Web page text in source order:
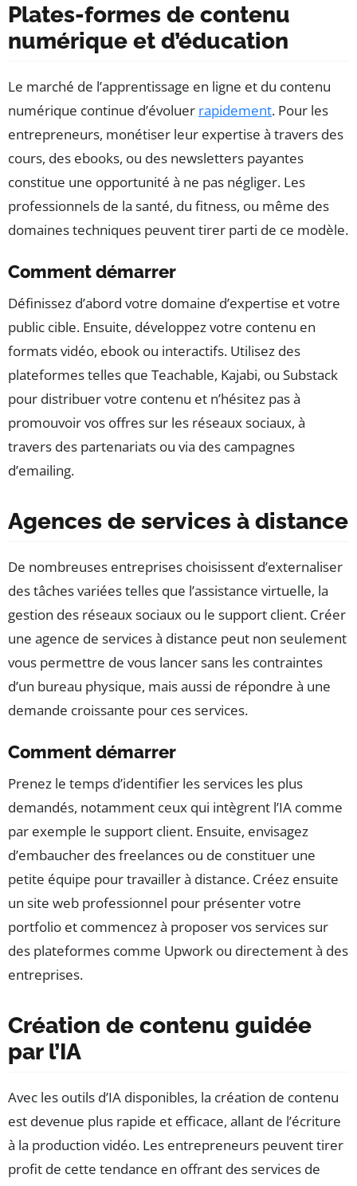
Plates-formes de contenu
numérique et d’éducation
Le marché de l’apprentissage en ligne et du contenu
numérique continue d’évoluer rapidement. Pour les
entrepreneurs, monétiser leur expertise à travers des
cours, des ebooks, ou des newsletters payantes
constitue une opportunité à ne pas négliger. Les
professionnels de la santé, du fitness, ou même des
domaines techniques peuvent tirer parti de ce modèle.
Comment démarrer
Définissez d’abord votre domaine d’expertise et votre
public cible. Ensuite, développez votre contenu en
formats vidéo, ebook ou interactifs. Utilisez des
plateformes telles que Teachable, Kajabi, ou Substack
pour distribuer votre contenu et n’hésitez pas à
promouvoir vos offres sur les réseaux sociaux, à
travers des partenariats ou via des campagnes
d’emailing.
Agences de services à distance
De nombreuses entreprises choisissent d’externaliser
des tâches variées telles que l’assistance virtuelle, la
gestion des réseaux sociaux ou le support client. Créer
une agence de services à distance peut non seulement
vous permettre de vous lancer sans les contraintes
d’un bureau physique, mais aussi de répondre à une
demande croissante pour ces services.
Comment démarrer
Prenez le temps d’identifier les services les plus
demandés, notamment ceux qui intègrent l’IA comme
par exemple le support client. Ensuite, envisagez
d’embaucher des freelances ou de constituer une
petite équipe pour travailler à distance. Créez ensuite
un site web professionnel pour présenter votre
portfolio et commencez à proposer vos services sur
des plateformes comme Upwork ou directement à des
entreprises.
Création de contenu guidée
par l’IA
Avec les outils d’IA disponibles, la création de contenu
est devenue plus rapide et efficace, allant de l’écriture
à la production vidéo. Les entrepreneurs peuvent tirer
profit de cette tendance en offrant des services de